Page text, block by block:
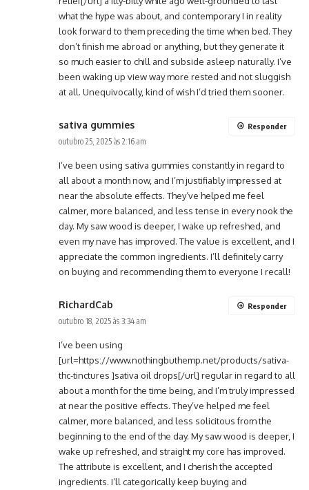
what the hype was about, and contemporary I in reality
look forward to them preceding the time when bed. They
don’t finish me abroad or anything, but they generate it
so much easier to chill and subside asleep naturally. I’ve
been waking up view way more rested and not sluggish
at all. Unequivocally, kind of wish I’d tried them sooner.
sativa gummies
outubro 25, 2025 às 2:16 am
I’ve been using sativa gummies constantly in regard to
all about a month now, and I’m justifiably impressed at
near the absolute effects. They’ve helped me feel
calmer, more balanced, and less tense in every nook the
day. My saw wood is deeper, I wake up refreshed, and
even my nave has improved. The value is excellent, and I
appreciate the common ingredients. I’ll definitely carry
on buying and recommending them to everyone I recall!
Responder
RichardCab
outubro 18, 2025 às 3:34 am
I’ve been using
[url=https://www.nothingbuthemp.net/products/sativa-
thc-tinctures ]sativa oil drops[/url] regular in regard to all
about a month for the time being, and I’m truly impressed
at near the positive effects. They’ve helped me feel
calmer, more balanced, and less solicitous from the
beginning to the end of the day. My saw wood is deeper, I
wake up refreshed, and straight my core has improved.
The attribute is excellent, and I cherish the accepted
ingredients. I’ll categorically keep buying and
Responder